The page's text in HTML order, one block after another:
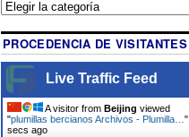
PROCEDENCIA DE VISITANTES
Live Traffic Feed
A visitor from Beijing viewed
"plumillas bercianos Archivos - Plumilla… "
10 secs ago